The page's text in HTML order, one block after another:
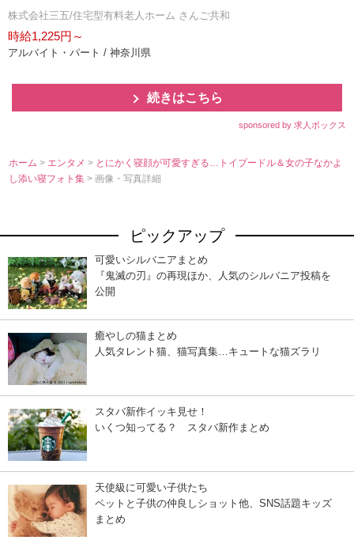
株式会社三五/住宅型有料老人ホーム さんご共和
時給1,225円～
アルバイト・パート / 神奈川県
続きはこちら
sponsored by 求人ボックス
ホーム > エンタメ> とにかく寝顔が可愛すぎる…トイプードル＆女の子なかよ
し添い寝フォト集> 画像・写真詳細
ピックアップ
可愛いシルバニアまとめ
『鬼滅の刃』の再現ほか、人気のシルバニア投稿を
公開
癒やしの猫まとめ
人気タレント猫、猫写真集…キュートな猫ズラリ
スタバ新作イッキ見せ！
いくつ知ってる？ スタバ新作まとめ
天使級に可愛い子供たち
ペットと子供の仲良しショット他、SNS話題キッズ
まとめ